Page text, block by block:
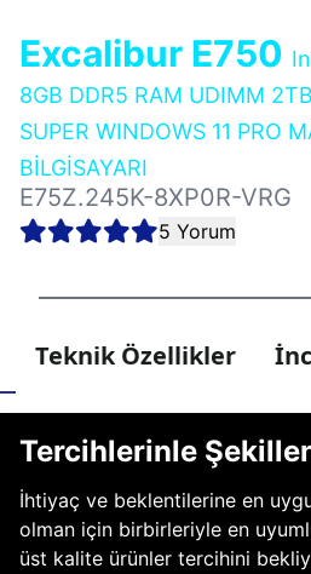
Excalibur E750
8GB DDR5 RAM UDIMM
SUPER WINDOWS 11 PRO
BİLGİSAYARI
E75Z.245K-8XP0R-VRG
5 Yorum
Teknik Özellikler
Tercihlerinle
İhtiyaç ve beklentilerine en
olman için birbirleriyle en
üst kalite ürünler tercihini